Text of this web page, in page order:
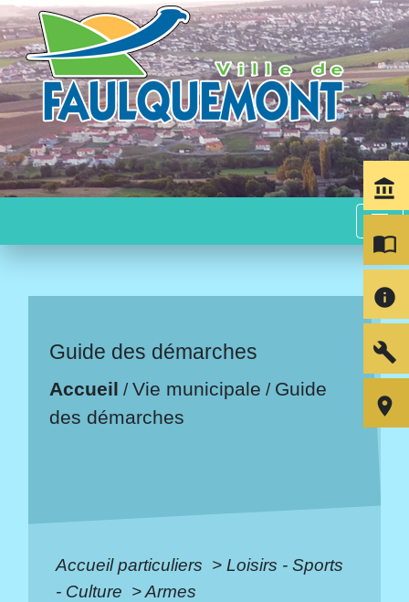
menu
Guide des démarches
Accueil /Vie municipale / Guide
des démarches
Accueil particuliers > Loisirs - Sports
- Culture >Armes
account_balance
import_contacts
info
build
room